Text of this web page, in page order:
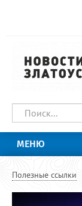
МЕНЮ
Полезные ссылки